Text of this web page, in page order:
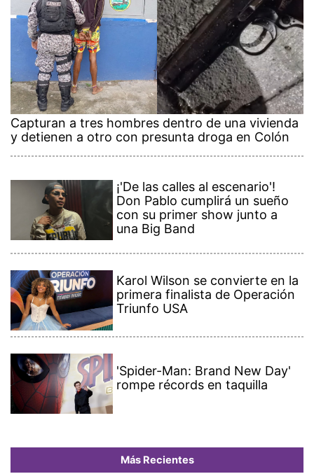
Capturan a tres hombres dentro de una vivienda
y detienen a otro con presunta droga en Colón
¡'De las calles al escenario'!
Don Pablo cumplirá un sueño
con su primer show junto a
una Big Band
Karol Wilson se convierte en la
primera finalista de Operación
Triunfo USA
'Spider-Man: Brand New Day'
rompe récords en taquilla
Más Recientes